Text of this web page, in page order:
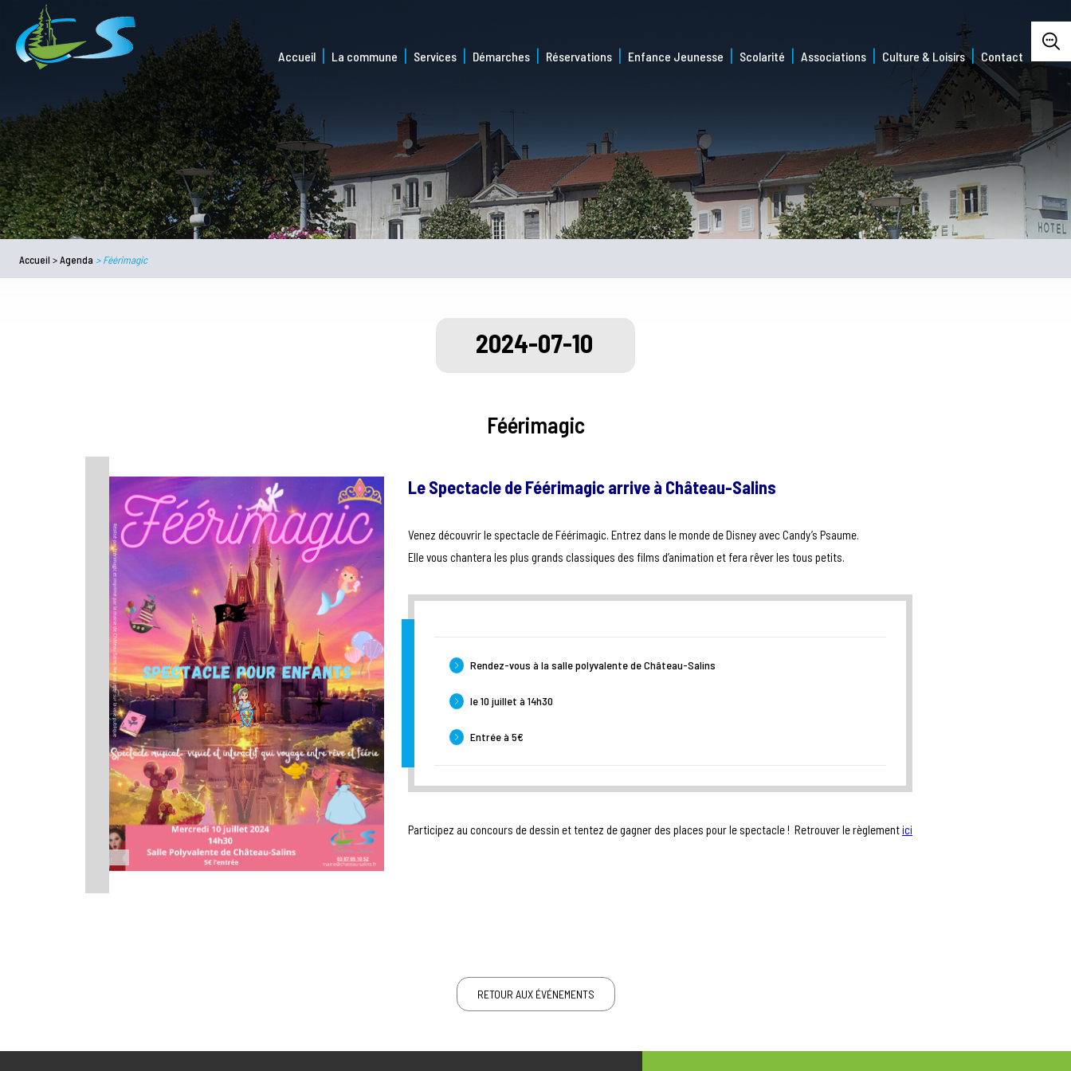
Accueil La commune Services Démarches Réservations Enfance Jeunesse Scolarité Associations Culture & Loisirs Contact
Accueil >Agenda >Féérimagic
2024-07-10
Féérimagic
Le Spectacle de Féérimagic arrive à Château-Salins
Venez découvrir le spectacle de Féérimagic. Entrez dans le monde de Disney avec Candy’s Psaume.
Elle vous chantera les plus grands classiques des films d’animation et fera rêver les tous petits.
Rendez-vous à la salle polyvalente de Château-Salins
le 10 juillet à 14h30
Entrée à 5€
Participez au concours de dessin et tentez de gagner des places pour le spectacle ! Retrouver le règlementici
RETOUR AUX ÉVÉNEMENTS